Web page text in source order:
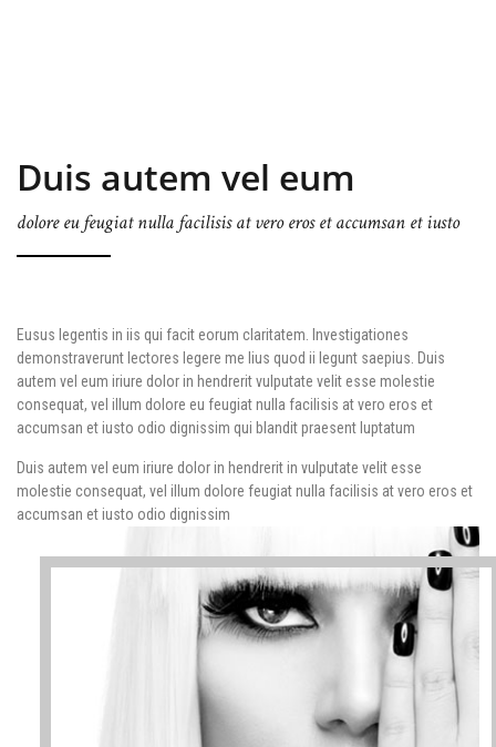
Duis autem vel eum
dolore eu feugiat nulla facilisis at vero eros et accumsan et iusto
Eusus legentis in iis qui facit eorum claritatem. Investigationes
demonstraverunt lectores legere me lius quod ii legunt saepius. Duis
autem vel eum iriure dolor in hendrerit vulputate velit esse molestie
consequat, vel illum dolore eu feugiat nulla facilisis at vero eros et
accumsan et iusto odio dignissim qui blandit praesent luptatum
Duis autem vel eum iriure dolor in hendrerit in vulputate velit esse
molestie consequat, vel illum dolore feugiat nulla facilisis at vero eros et
accumsan et iusto odio dignissim